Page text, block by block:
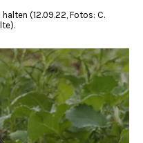
(12.09.22, Fotos: C.